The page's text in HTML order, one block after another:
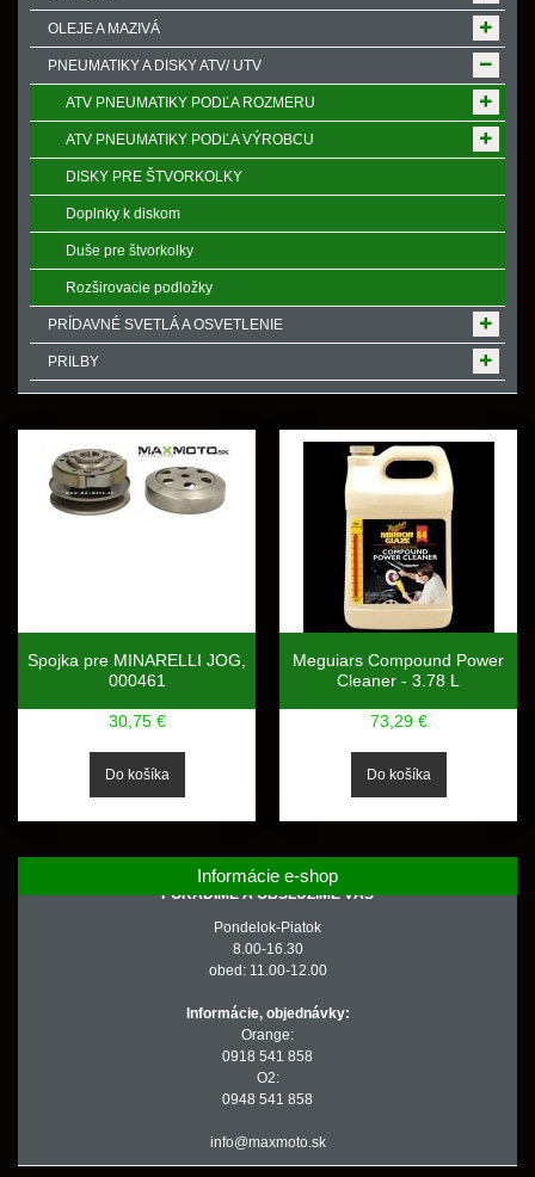
OLEJE A MAZIVÁ
PNEUMATIKY A DISKY ATV/ UTV
ATV PNEUMATIKY PODĽA ROZMERU
ATV PNEUMATIKY PODĽA VÝROBCU
DISKY PRE ŠTVORKOLKY
Doplnky k diskom
Duše pre štvorkolky
Rozširovacie podložky
PRÍDAVNÉ SVETLÁ A OSVETLENIE
PRILBY
Spojka pre MINARELLI JOG,
000461
30,75 €
Meguiars Compound Power
Cleaner - 3.78 L
73,29 €
Informácie e-shop
PORADÍME A OBSLÚŽIME VÁS
Pondelok-Piatok
8.00-16.30
obed: 11.00-12.00
Informácie, objednávky:
Orange:
0918 541 858
O2:
0948 541 858
info@maxmoto.sk